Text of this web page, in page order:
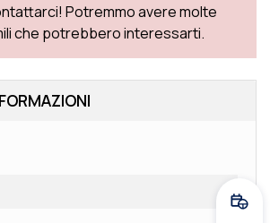
Potremmo avere molte
che potrebbero interessarti.